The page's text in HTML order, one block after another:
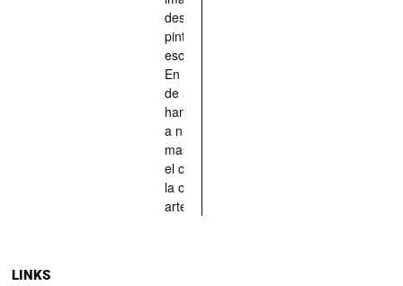
descrito,
pintado,
esculpido...
En definitiva,
de aquellos
han situado
a nuestras
mascotas en
el centro de
la obra de
arte.
LINKS